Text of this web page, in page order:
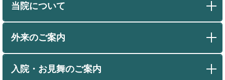
当院について
外来のご案内
入院・お見舞のご案内